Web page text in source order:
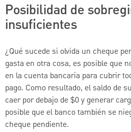
Posibilidad de
insuficientes
¿Qué sucede si olvida un cheque
gasta en otra cosa, es posible que
en la cuenta bancaria para cubrir
pago. Como resultado, el saldo de
caer por debajo de $0 y generar
posible que el banco también se
cheque pendiente.